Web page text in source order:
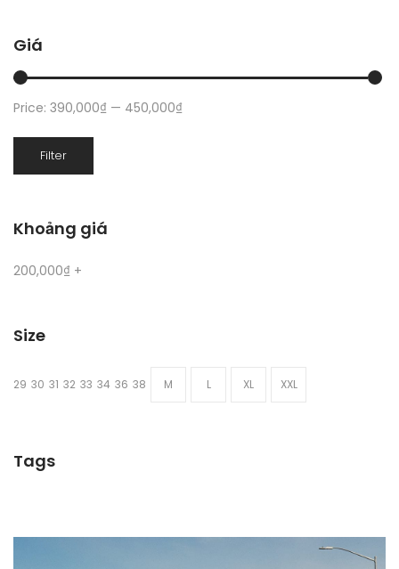
Giá
Filter
Price: 390,000₫ — 450,000₫
Khoảng giá
200,000₫ +
Size
29 30 31 32 33 34 36 38 M L XL XXL
Tags